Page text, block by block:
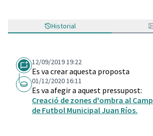
Historial
12/09/2019 19:22
Es va crear aquesta proposta
01/12/2020 16:11
Es va afegir a aquest pressupost:
Creació de zones d'ombra al Camp
de Futbol Municipal Juan Ríos.